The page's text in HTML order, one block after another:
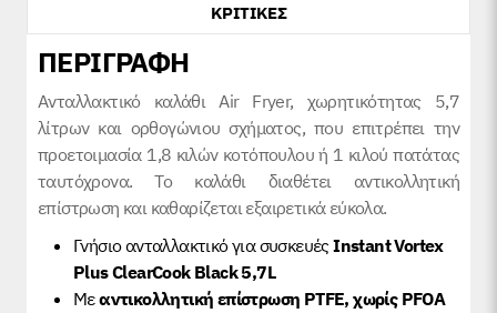
ΚΡΙΤΙΚΕΣ
ΠΕΡΙΓΡΑΦΗ
Ανταλλακτικό καλάθι Air Fryer, χωρητικότητας 5,7
λίτρων και ορθογώνιου σχήματος, που επιτρέπει την
προετοιμασία 1,8 κιλών κοτόπουλου ή 1 κιλού πατάτας
ταυτόχρονα. Το καλάθι διαθέτει αντικολλητική
επίστρωση και καθαρίζεται εξαιρετικά εύκολα.
Γνήσιο ανταλλακτικό για συσκευέςInstant Vortex
Plus ClearCook Black 5,7L
Μεαντικολλητική επίστρωση PTFE, χωρίς PFOA